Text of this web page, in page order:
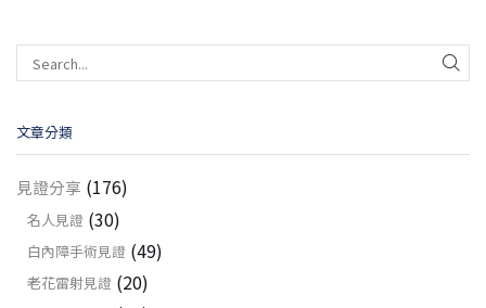
文章分類
見證分享 (176)
名人見證 (30)
白內障手術見證 (49)
老花雷射見證 (20)